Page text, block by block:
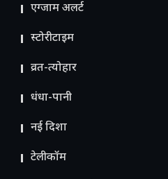
एग्जाम अलर्ट
स्टोरीटाइम
व्रत-त्योहार
धंधा-पानी
नई दिशा
टेलीकॉम